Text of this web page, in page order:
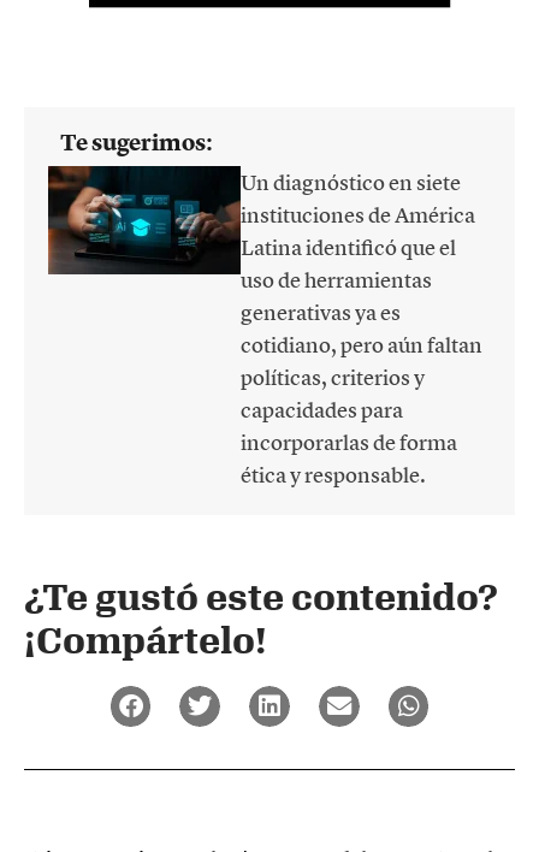
Te sugerimos:
Un diagnóstico en siete
instituciones de América
Latina identificó que el
uso de herramientas
generativas ya es
cotidiano, pero aún faltan
políticas, criterios y
capacidades para
incorporarlas de forma
ética y responsable.
¿Te gustó este contenido?
¡Compártelo!